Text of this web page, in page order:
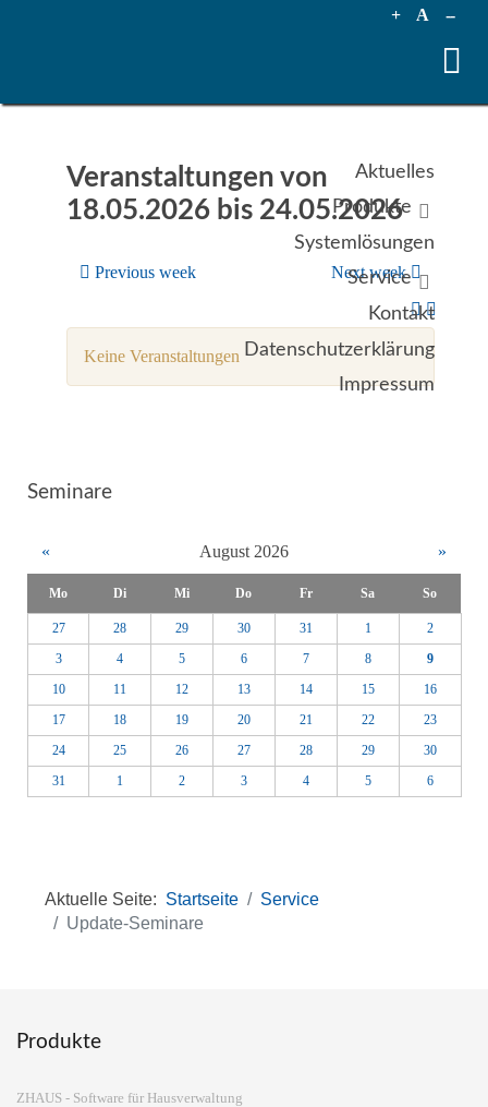
+ A --
Aktuelles
Produkte
Systemlösungen
Service
Kontakt
Datenschutzerklärung
Impressum
Veranstaltungen von
18.05.2026 bis 24.05.2026
Previous week Next week
Keine Veranstaltungen
Seminare
« August 2026 »
Mo Di Mi Do Fr Sa So
27 28 29 30 31 1
2
3
4 5 6 7 8
9
10
11 12 13 14 15
16
17
18 19 20 21 22
23
24
25 26 27 28 29
30
31
1 2 3 4 5 6
Aktuelle Seite: Startseite
Service
Update-Seminare
Produkte
ZHAUS - Software für Hausverwaltung